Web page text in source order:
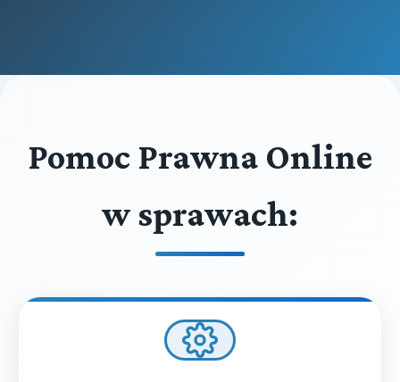
Pomoc Prawna Online
w sprawach: